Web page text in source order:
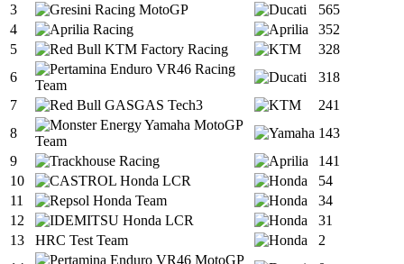
3
565
4
352
5
328
6
318
7
241
8
143
9
141
10
54
11
34
12
31
13
HRC Test Team
2